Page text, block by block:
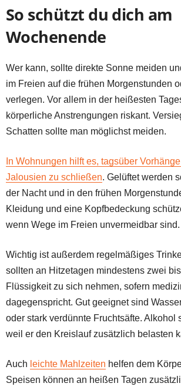
So schützt du dich am
Wochenende
Wer kann, sollte direkte Sonne meiden
im Freien auf die frühen Morgenstunden
verlegen. Vor allem in der heißesten
körperliche Anstrengungen riskant.
Schatten sollte man möglichst meiden.
In Wohnungen hilft es, tagsüber
Jalousien zu schließen. Gelüftet werden
der Nacht und in den frühen
Kleidung und eine Kopfbedeckung
wenn Wege im Freien unvermeidbar sind.
Wichtig ist außerdem regelmäßiges
sollten an Hitzetagen mindestens zwei
Flüssigkeit zu sich nehmen, sofern
dagegenspricht. Gut geeignet sind
oder stark verdünnte Fruchtsäfte. Alkohol
weil er den Kreislauf zusätzlich belasten
Auch leichte Mahlzeiten helfen dem
Speisen können an heißen Tagen